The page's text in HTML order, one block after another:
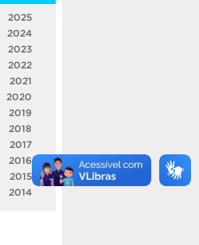
2025
2024
2023
2022
2021
2020
2019
2018
2017
2016
2015
2014